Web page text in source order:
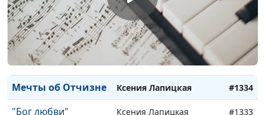
Очень далеко Ксения Лапицкая #1337
Я колени склоню Ксения Лапицкая
Небесная Родина Ксения Лапицкая #1335
Мечты об Отчизне Ксения Лапицкая #1334
"Бог любви"
Ксения Лапицкая #1333